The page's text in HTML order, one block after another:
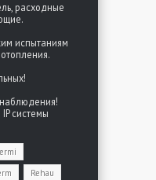
расходные
испытаниям
системы
Rehau